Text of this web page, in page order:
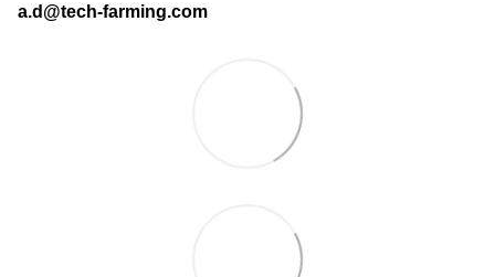
a.d@tech-farming.com